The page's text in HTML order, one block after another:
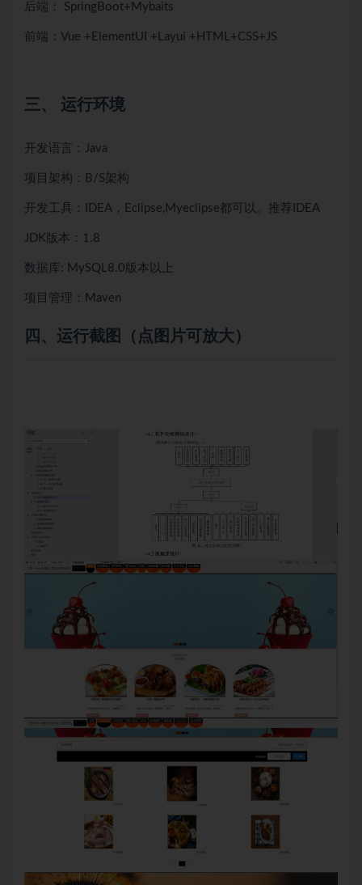
后端： SpringBoot+Mybaits
前端：Vue +ElementUI +Layui +HTML+CSS+JS
三、 运行环境
开发语言：Java
项目架构：B/S架构
开发工具：IDEA，Eclipse,Myeclipse都可以。推荐IDEA
JDK版本：1.8
数据库: MySQL8.0版本以上
项目管理：Maven
四、运行截图（点图片可放大）